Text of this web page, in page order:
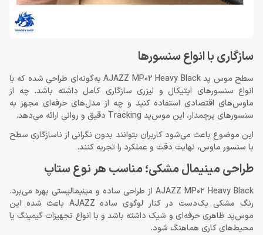
سازگاری با انواع سنسورها
سطح موس پد AJAZZ MP02 Heavy Black به‌گونه‌ای طراحی شده که با
انواع سنسورهای اپتیکال و لیزری سازگاری کامل داشته باشد. چه از
ماوس‌های اقتصادی استفاده کنید و چه از مدل‌های حرفه‌ای مجهز به
سنسورهای پرچمدار، این موس‌پد Tracking دقیق و روانی ارائه می‌دهد.
این موضوع باعث می‌شود کاربران بتوانند بدون نگرانی از ناسازگاری سطح
با سنسور ماوس، نهایت دقت و عملکرد را تجربه کنند.
طراحی مینیمال مشکی؛ مناسب هر نوع ستاپ
AJAZZ MP02 Heavy Black از طراحی ساده و مینیمالیستی بهره می‌برد.
رنگ مشکی یک‌دست در کنار لوگوی ساده AJAZZ باعث شده این
موس‌پد ظاهری حرفه‌ای و شیک داشته باشد و با انواع تجهیزات گیمینگ یا
محیط‌های کاری هماهنگ شود.